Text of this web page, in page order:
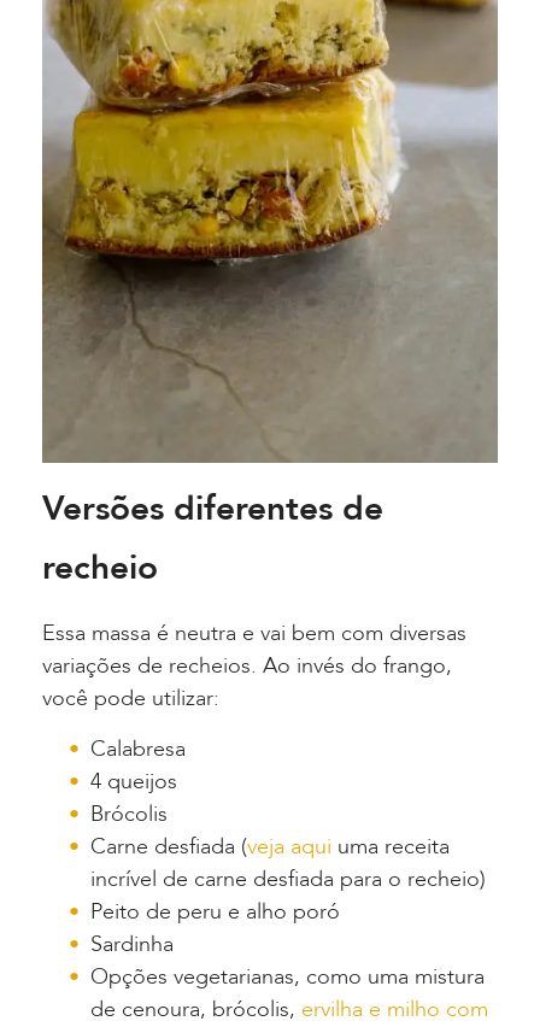
Versões diferentes de
recheio
Essa massa é neutra e vai bem com diversas
variações de recheios. Ao invés do frango,
você pode utilizar:
Calabresa
4 queijos
Brócolis
Carne desfiada (veja aqui uma receita
incrível de carne desfiada para o recheio)
Peito de peru e alho poró
Sardinha
Opções vegetarianas, como uma mistura
de cenoura, brócolis, ervilha e milho com